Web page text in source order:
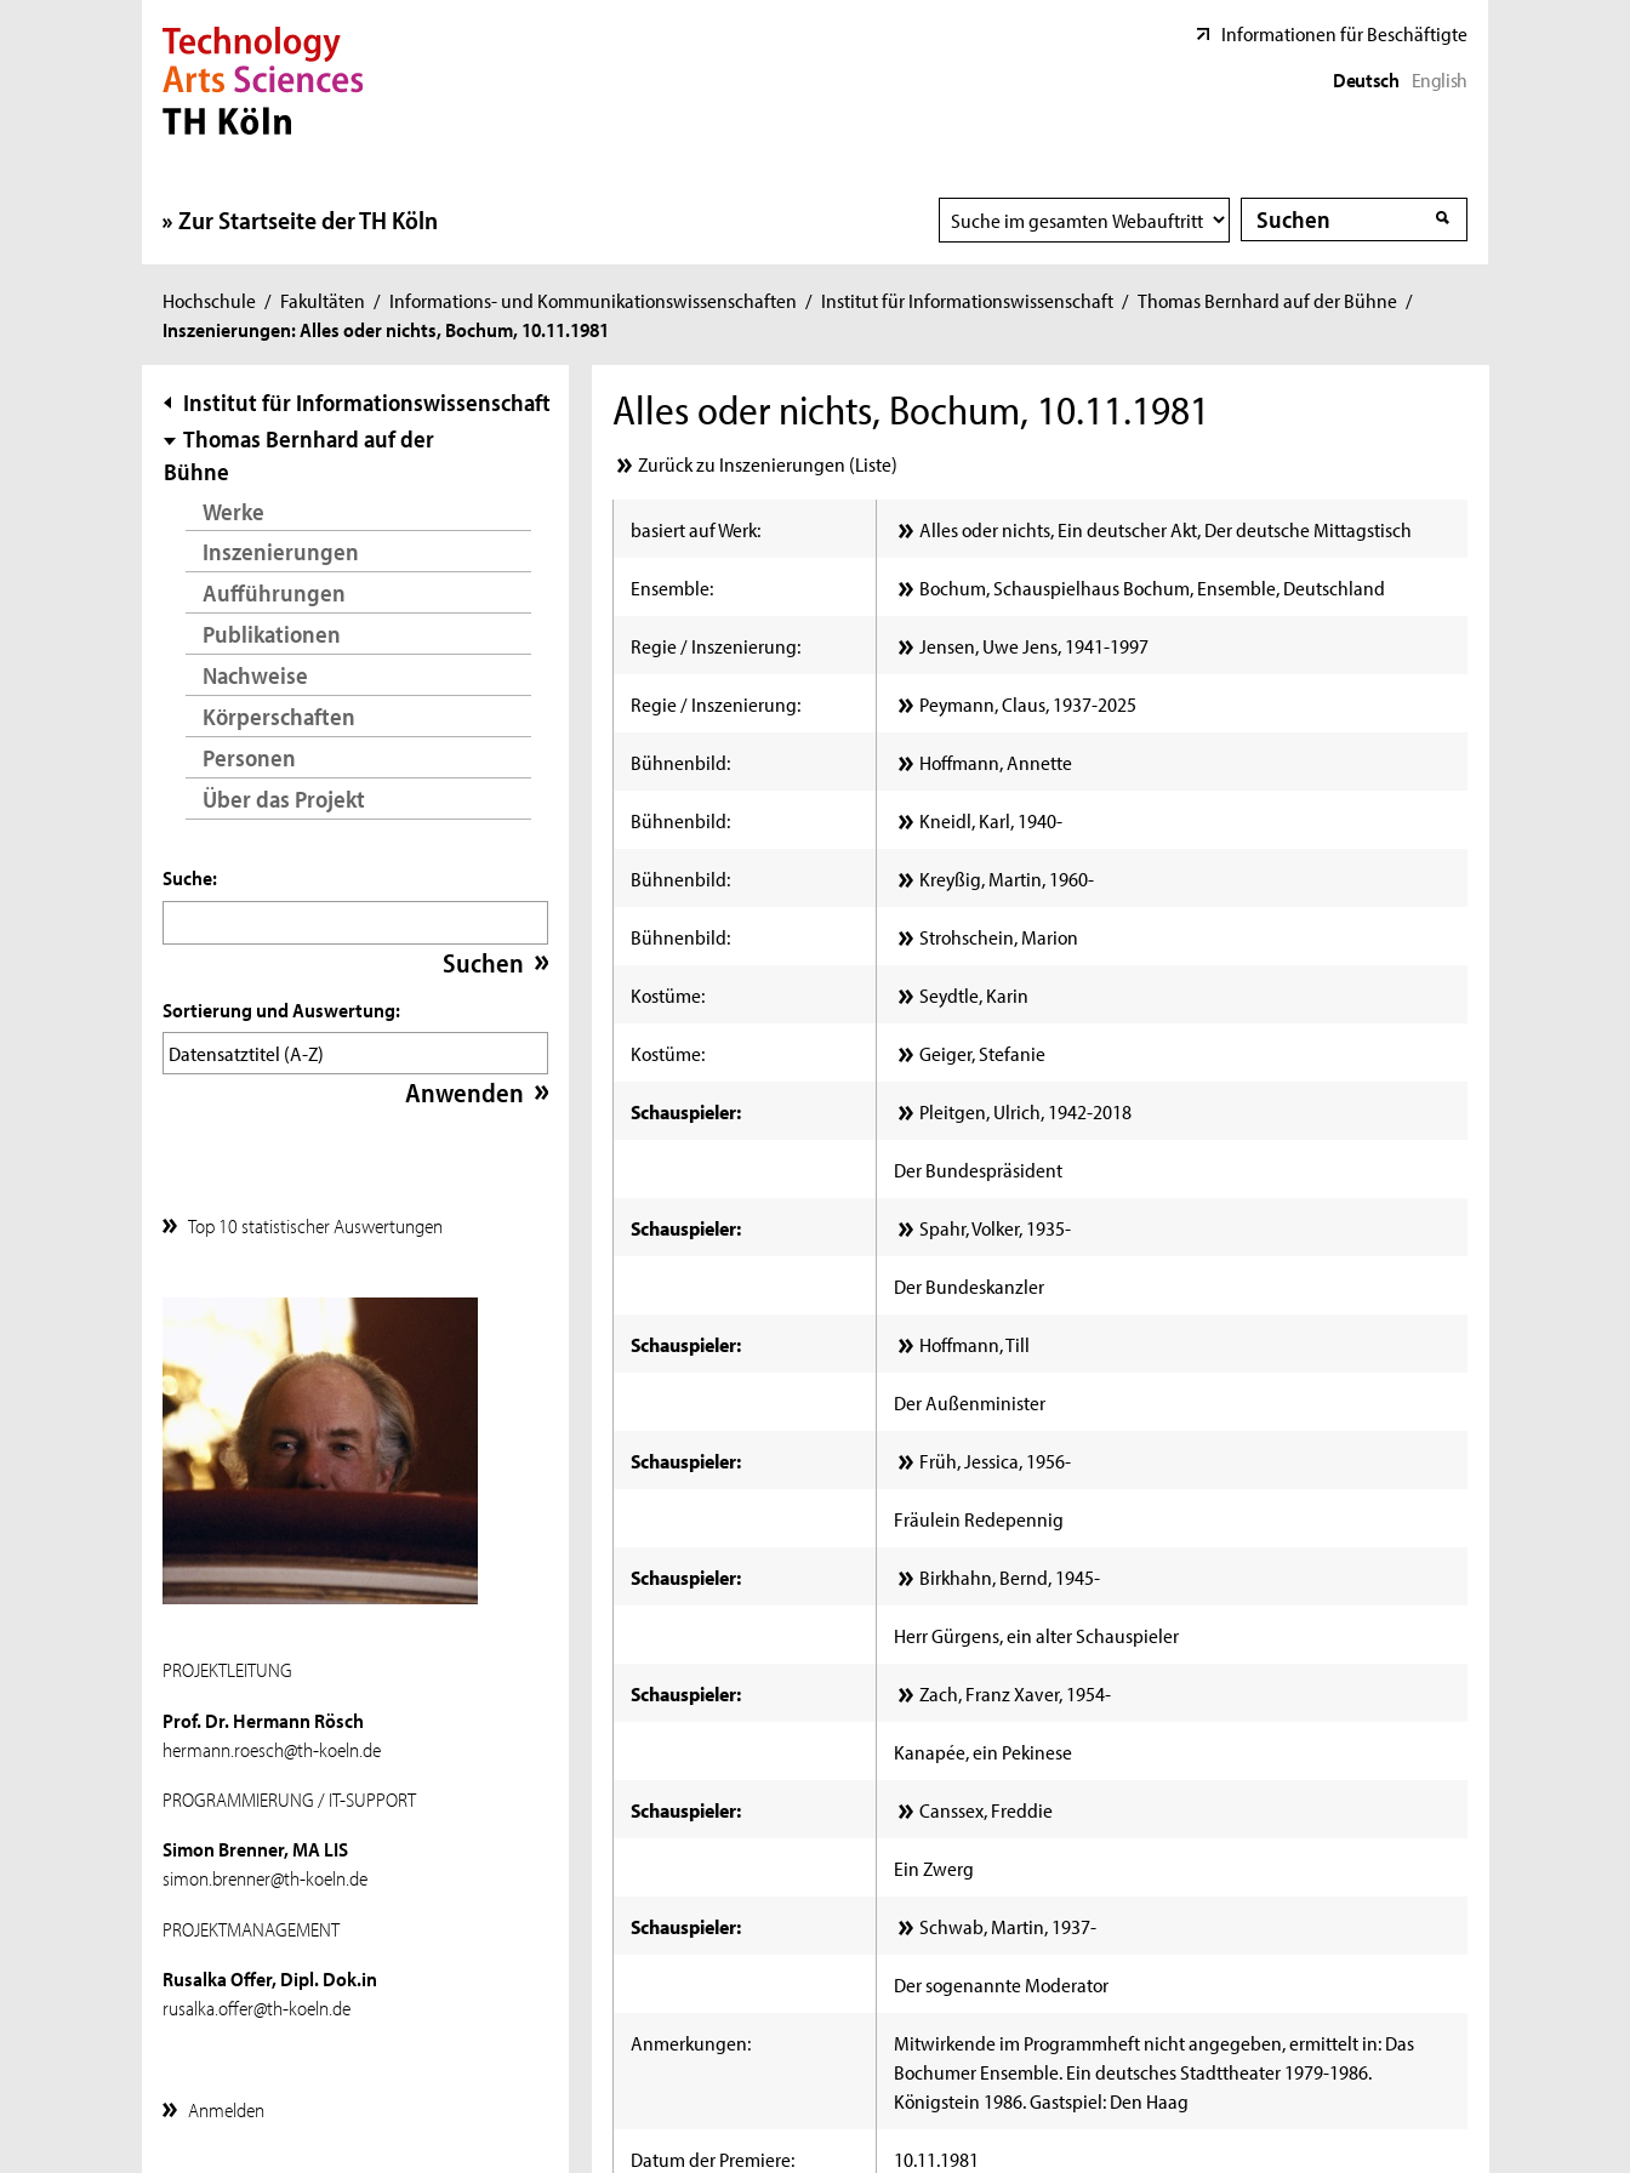
Direkt zur Hauptnavigation
Direkt zur Subnavigation
Direkt zum Inhalt
Direkt zum Fußbereich
Informationen für Beschäftigte
Deutsch English
Zur Startseite der TH Köln
Suchbereich
wählen
Suche
Suche
Sie
sind
Hochschule / Fakultäten / Informations- und Kommunikationswissenschaften / Institut für Informationswissenschaft / Thomas Bernhard auf der Bühne /
Inszenierungen: Alles oder nichts, Bochum, 10.11.1981
Subnavigation
Institut für Informationswissenschaft
Thomas Bernhard auf der
Bühne
Werke
Inszenierungen
Aufführungen
Publikationen
Nachweise
Körperschaften
Personen
Über das Projekt
Suche:
Sortierung und Auswertung:
Top 10 statistischer Auswertungen
PROJEKTLEITUNG
Prof. Dr. Hermann Rösch
hermann.roesch@th-koeln.de
PROGRAMMIERUNG / IT-SUPPORT
Simon Brenner, MA LIS
simon.brenner@th-koeln.de
PROJEKTMANAGEMENT
Rusalka Offer, Dipl. Dok.in
rusalka.offer@th-koeln.de
Anmelden
Alles oder nichts, Bochum, 10.11.1981
Zurück zu Inszenierungen (Liste)
basiert auf Werk: Alles oder nichts, Ein deutscher Akt, Der deutsche Mittagstisch
Ensemble: Bochum, Schauspielhaus Bochum, Ensemble, Deutschland
Regie / Inszenierung: Jensen, Uwe Jens, 1941-1997
Regie / Inszenierung: Peymann, Claus, 1937-2025
Bühnenbild: Hoffmann, Annette
Bühnenbild: Kneidl, Karl, 1940-
Bühnenbild: Kreyßig, Martin, 1960-
Bühnenbild: Strohschein, Marion
Kostüme: Seydtle, Karin
Kostüme: Geiger, Stefanie
Schauspieler: Pleitgen, Ulrich, 1942-2018
Der Bundespräsident
Schauspieler: Spahr, Volker, 1935-
Der Bundeskanzler
Schauspieler: Hoffmann, Till
Der Außenminister
Schauspieler: Früh, Jessica, 1956-
Fräulein Redepennig
Schauspieler: Birkhahn, Bernd, 1945-
Herr Gürgens, ein alter Schauspieler
Schauspieler: Zach, Franz Xaver, 1954-
Kanapée, ein Pekinese
Schauspieler: Canssex, Freddie
Ein Zwerg
Schauspieler: Schwab, Martin, 1937-
Der sogenannte Moderator
Anmerkungen:
Mitwirkende im Programmheft nicht angegeben, ermittelt in: Das
Bochumer Ensemble. Ein deutsches Stadttheater 1979-1986.
Königstein 1986. Gastspiel: Den Haag
Datum der Premiere: 10.11.1981